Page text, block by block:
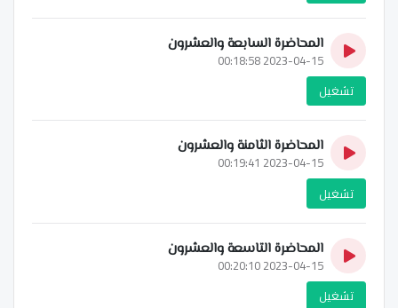
المحاضرة السابعة والعشرون
2023-04-15 00:18:58
تشغيل
المحاضرة الثامنة والعشرون
2023-04-15 00:19:41
تشغيل
المحاضرة التاسعة والعشرون
2023-04-15 00:20:10
تشغيل